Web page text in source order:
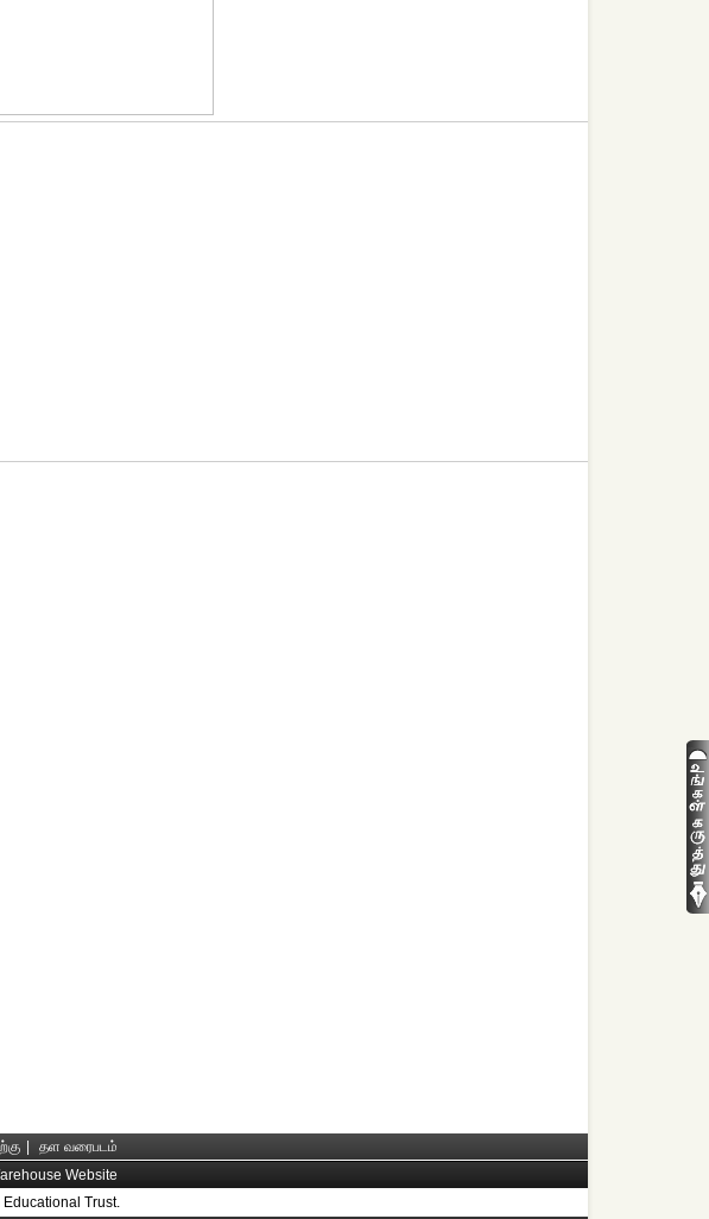
தள வரைபடம்
Website
Trust.